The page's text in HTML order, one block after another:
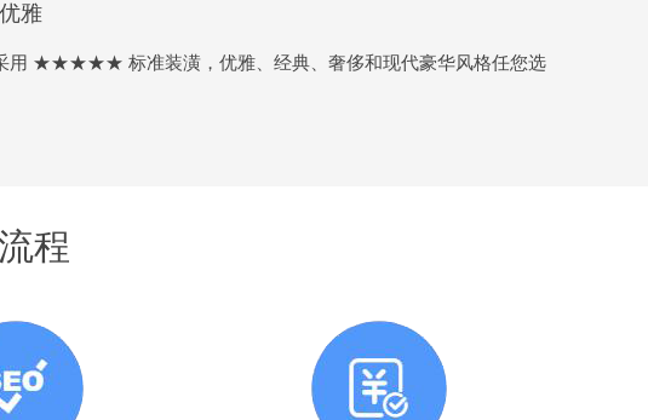
雅
用 ★★★★★ 标准装潢，优雅、经典、奢侈和现代豪华风格任您选
程